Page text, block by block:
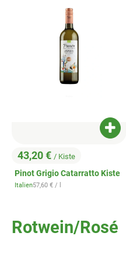
, Preis:
43,20 € / Kiste
Pinot Grigio Catarratto Kiste
, Herkunft:
Italien, Referenzpreis:
57,60 € / l
Rotwein/Rosé